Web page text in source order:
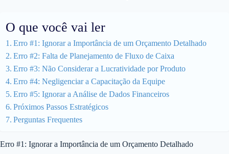
O que você vai ler
Erro #1: Ignorar a Importância de um Orçamento Detalhado
Erro #2: Falta de Planejamento de Fluxo de Caixa
Erro #3: Não Considerar a Lucratividade por Produto
Erro #4: Negligenciar a Capacitação da Equipe
Erro #5: Ignorar a Análise de Dados Financeiros
Próximos Passos Estratégicos
Perguntas Frequentes
Erro #1: Ignorar a Importância de um Orçamento Detalhado